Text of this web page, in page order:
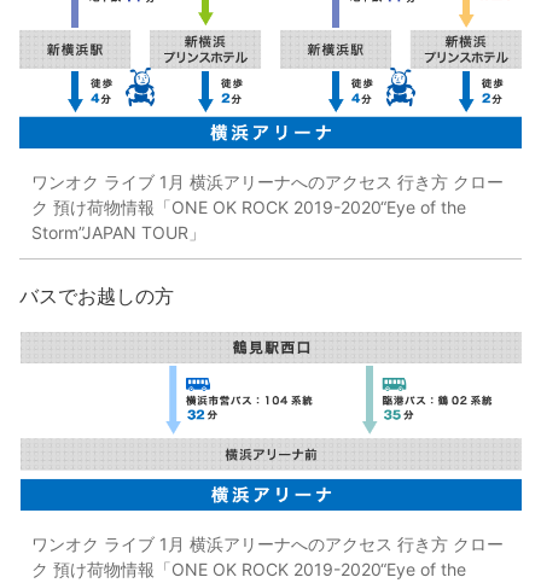
ワンオク ライブ 1月 横浜アリーナへのアクセス 行き方 クロー
ク 預け荷物情報「ONE OK ROCK 2019-2020“Eye of the
Storm”JAPAN TOUR」
バスでお越しの方
ワンオク ライブ 1月 横浜アリーナへのアクセス 行き方 クロー
ク 預け荷物情報「ONE OK ROCK 2019-2020“Eye of the